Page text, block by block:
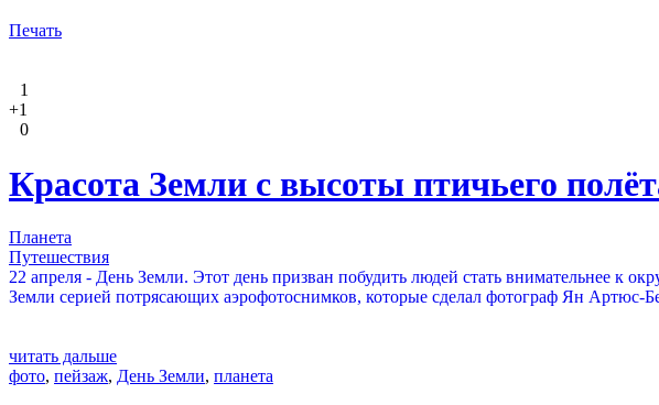
Печать
1
+1
0
Красота Земли с высоты птичьего
Планета
Путешествия
22 апреля - День Земли. Этот день призван побудить людей стать внимательнее к
Земли серией потрясающих аэрофотоснимков, которые сделал фотограф Ян Артюс-
читать дальше
фото, пейзаж, День Земли, планета